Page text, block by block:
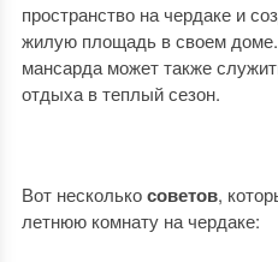
пространство на чердаке и
жилую площадь в своем доме.
мансарда может также
отдыха в теплый сезон.
Вот несколькосоветов,
летнюю комнату на чердаке: